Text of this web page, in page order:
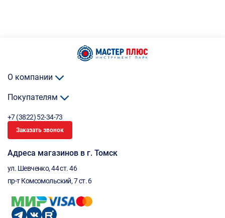
О компании
Покупателям
+7 (3822) 52-34-73
Заказать звонок
Адреса магазинов в г. Томск
ул. Шевченко, 44 ст. 46
пр-т Комсомольский, 7 ст. 6